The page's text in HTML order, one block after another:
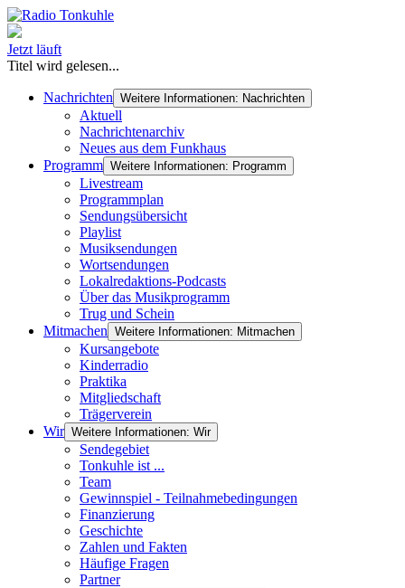
Jetzt läuft
Titel wird gelesen...
Nachrichten Weitere Informationen: Nachrichten
Aktuell
Nachrichtenarchiv
Neues aus dem Funkhaus
Programm Weitere Informationen: Programm
Livestream
Programmplan
Sendungsübersicht
Playlist
Musiksendungen
Wortsendungen
Lokalredaktions-Podcasts
Über das Musikprogramm
Trug und Schein
Mitmachen Weitere Informationen: Mitmachen
Kursangebote
Kinderradio
Praktika
Mitgliedschaft
Trägerverein
Wir Weitere Informationen: Wir
Sendegebiet
Tonkuhle ist ...
Team
Gewinnspiel - Teilnahmebedingungen
Finanzierung
Geschichte
Zahlen und Fakten
Häufige Fragen
Partner